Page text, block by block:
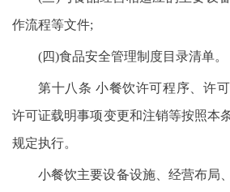
作流程等文件;
(四)食品安全管理制度目录清单。
第十八条 小餐饮许可程序、许
许可证载明事项变更和注销等按照本
规定执行。
小餐饮主要设备设施、经营布局